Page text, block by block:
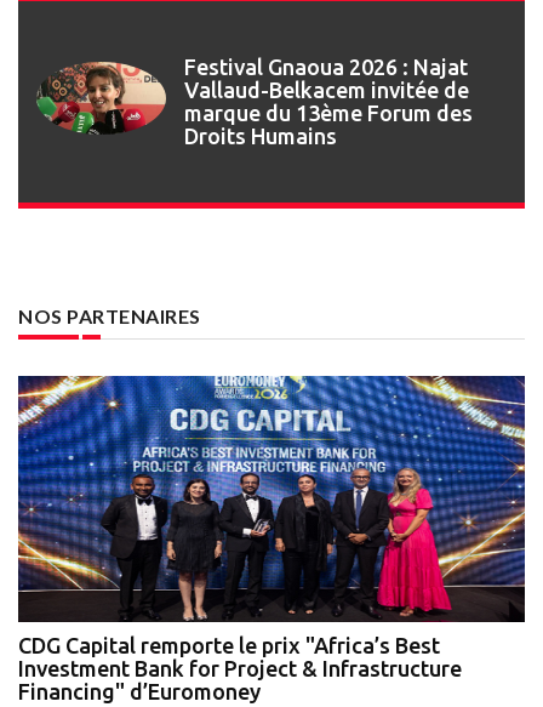
Festival Gnaoua : retour en
images sur l’ouverture de la 27e
édition
NOS PARTENAIRES
CDG Capital remporte le prix "Africa’s Best
Investment Bank for Project & Infrastructure
Financing" d’Euromoney